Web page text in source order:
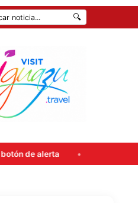
🔍
Carlos Rovira rompió el